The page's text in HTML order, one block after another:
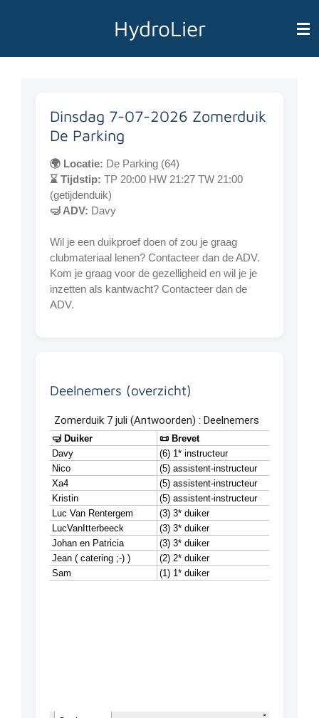
de
HydroLier
Dinsdag 7-07-2026 Zomerduik
De Parking
🌍 Locatie: De Parking (64)
⌛ Tijdstip: TP 20:00 HW 21:27 TW 21:00
(getijdenduik)
🤿 ADV: Davy
Wil je een duikproef doen of zou je graag
clubmateriaal lenen? Contacteer dan de ADV.
Kom je graag voor de gezelligheid en wil je je
inzetten als kantwacht? Contacteer dan de
ADV.
Deelnemers (overzicht)